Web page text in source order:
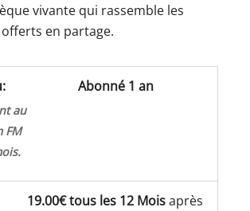
vivante qui rassemble les
en partage.
Abonné 1 an
au
FM
19.00€ tous les 12 Moisaprès